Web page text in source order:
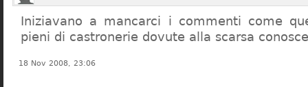
Iniziavano a mancarci i commenti come
pieni di castronerie dovute alla scarsa
18 Nov 2008, 23:06